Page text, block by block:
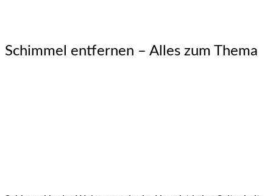
Schimmel entfernen – Alles zum Thema